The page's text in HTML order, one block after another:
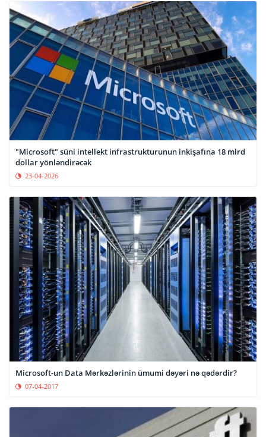
"Microsoft" süni intellekt infrastrukturunun inkişafına 18 mlrd
dollar yönləndirəcək
23-04-2026
Microsoft-un Data Mərkəzlərinin ümumi dəyəri nə qədərdir?
07-04-2017